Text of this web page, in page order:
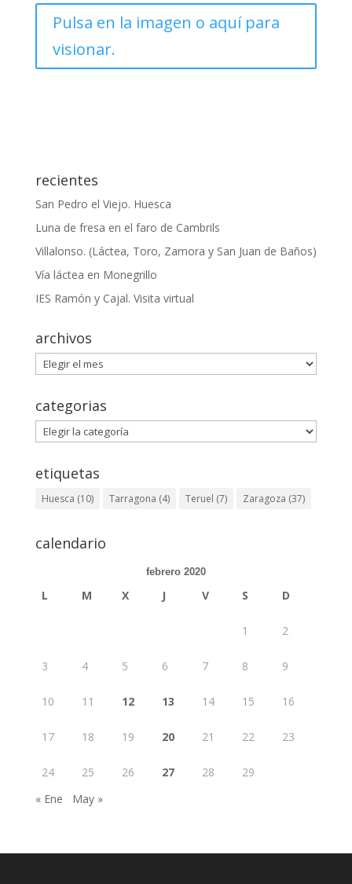
Pulsa en la imagen o aquí para
visionar.
recientes
San Pedro el Viejo. Huesca
Luna de fresa en el faro de Cambrils
Villalonso. (Láctea, Toro, Zamora y San Juan de Baños)
Vía láctea en Monegrillo
IES Ramón y Cajal. Visita virtual
archivos
archivos
categorias
categorias
etiquetas
Huesca (10) Tarragona (4) Teruel (7) Zaragoza (37)
calendario
febrero 2020
L M X J V S D
1 2
3 4 5 6 7 8 9
10 11 12 13 14 15 16
17 18 19 20 21 22 23
24 25 26 27 28
29
« Ene
May »